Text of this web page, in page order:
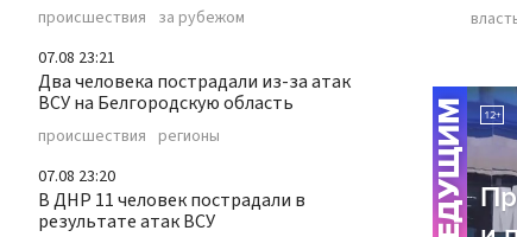
происшествия за рубежом
07.08 23:21
Два человека пострадали из-за атак
ВСУ на Белгородскую область
происшествия регионы
07.08 23:20
В ДНР 11 человек пострадали в
результате атак ВСУ